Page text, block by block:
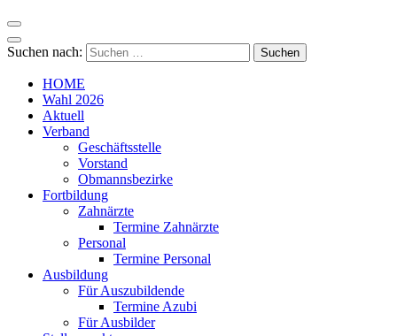
Suchen nach:
HOME
Wahl 2026
Aktuell
Verband
Geschäftsstelle
Vorstand
Obmannsbezirke
Fortbildung
Zahnärzte
Termine Zahnärzte
Personal
Termine Personal
Ausbildung
Für Auszubildende
Termine Azubi
Für Ausbilder